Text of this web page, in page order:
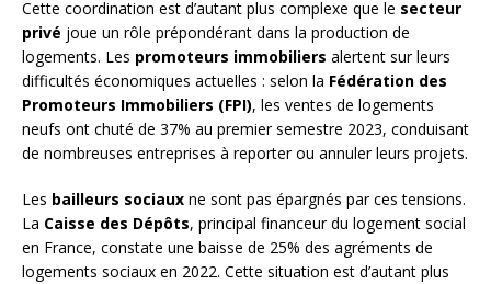
Cette coordination est d’autant plus complexe que le secteur
privé joue un rôle prépondérant dans la production de
logements. Les promoteurs immobiliers alertent sur leurs
difficultés économiques actuelles : selon la Fédération des
Promoteurs Immobiliers (FPI), les ventes de logements
neufs ont chuté de 37% au premier semestre 2023, conduisant
de nombreuses entreprises à reporter ou annuler leurs projets.
Les bailleurs sociaux ne sont pas épargnés par ces tensions.
La Caisse des Dépôts, principal financeur du logement social
en France, constate une baisse de 25% des agréments de
logements sociaux en 2022. Cette situation est d’autant plus